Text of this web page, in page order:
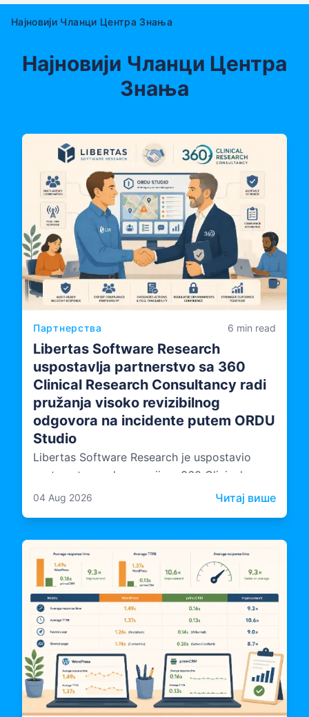
Најновији Чланци Центра Знања
Најновији Чланци Центра
Знања
Партнерства 6 min read
Libertas Software Research
uspostavlja partnerstvo sa 360
Clinical Research Consultancy radi
pružanja visoko revizibilnog
odgovora na incidente putem ORDU
Studio
Libertas Software Research je uspostavio
partnerstvo sa kompanijom 360 Clinical
Research Consultancy, unoseći nezavisnu
incidentima, dizajnira, dokumentuje i koristi.
04 Aug 2026 Читај више: